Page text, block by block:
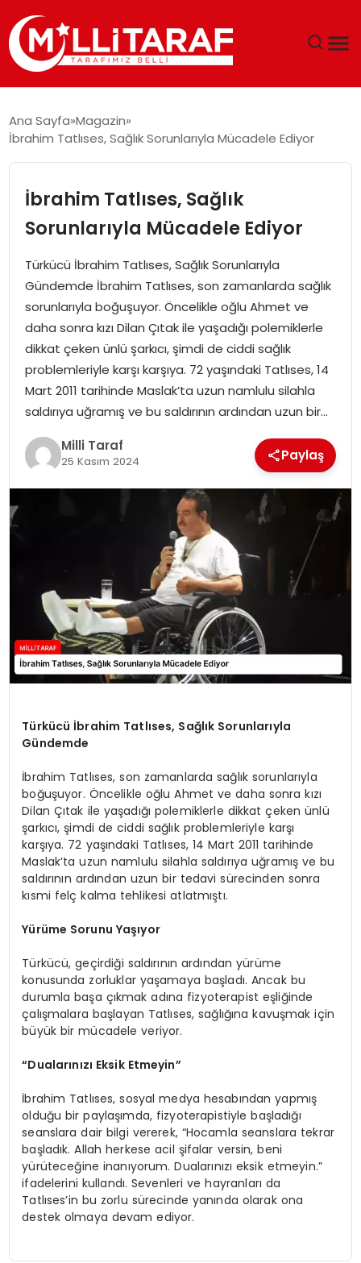
ÖZEL SAYFALAR
TEKNOLOJI
EKONOMI
SPOR
SIYASET
MAGAZIN
Ana Sayfa Magazin
İbrahim Tatlıses, Sağlık Sorunlarıyla Mücadele Ediyor
İbrahim Tatlıses, Sağlık
Sorunlarıyla Mücadele Ediyor
Türkücü İbrahim Tatlıses, Sağlık Sorunlarıyla
Gündemde İbrahim Tatlıses, son zamanlarda sağlık
sorunlarıyla boğuşuyor. Öncelikle oğlu Ahmet ve
daha sonra kızı Dilan Çıtak ile yaşadığı polemiklerle
dikkat çeken ünlü şarkıcı, şimdi de ciddi sağlık
problemleriyle karşı karşıya. 72 yaşındaki Tatlıses, 14
Mart 2011 tarihinde Maslak’ta uzun namlulu silahla
saldırıya uğramış ve bu saldırının ardından uzun bir…
Milli Taraf
25 Kasım 2024 Paylaş
Türkücü İbrahim Tatlıses, Sağlık Sorunlarıyla
Gündemde
İbrahim Tatlıses, son zamanlarda sağlık sorunlarıyla
boğuşuyor. Öncelikle oğlu Ahmet ve daha sonra kızı
Dilan Çıtak ile yaşadığı polemiklerle dikkat çeken ünlü
şarkıcı, şimdi de ciddi sağlık problemleriyle karşı
karşıya. 72 yaşındaki Tatlıses, 14 Mart 2011 tarihinde
Maslak’ta uzun namlulu silahla saldırıya uğramış ve bu
saldırının ardından uzun bir tedavi sürecinden sonra
kısmi felç kalma tehlikesi atlatmıştı.
Yürüme Sorunu Yaşıyor
Türkücü, geçirdiği saldırının ardından yürüme
konusunda zorluklar yaşamaya başladı. Ancak bu
durumla başa çıkmak adına fizyoterapist eşliğinde
çalışmalara başlayan Tatlıses, sağlığına kavuşmak için
büyük bir mücadele veriyor.
“Dualarınızı Eksik Etmeyin”
İbrahim Tatlıses, sosyal medya hesabından yapmış
olduğu bir paylaşımda, fizyoterapistiyle başladığı
seanslara dair bilgi vererek, “Hocamla seanslara tekrar
başladık. Allah herkese acil şifalar versin, beni
yürüteceğine inanıyorum. Dualarınızı eksik etmeyin.”
ifadelerini kullandı. Sevenleri ve hayranları da
Tatlıses’in bu zorlu sürecinde yanında olarak ona
destek olmaya devam ediyor.